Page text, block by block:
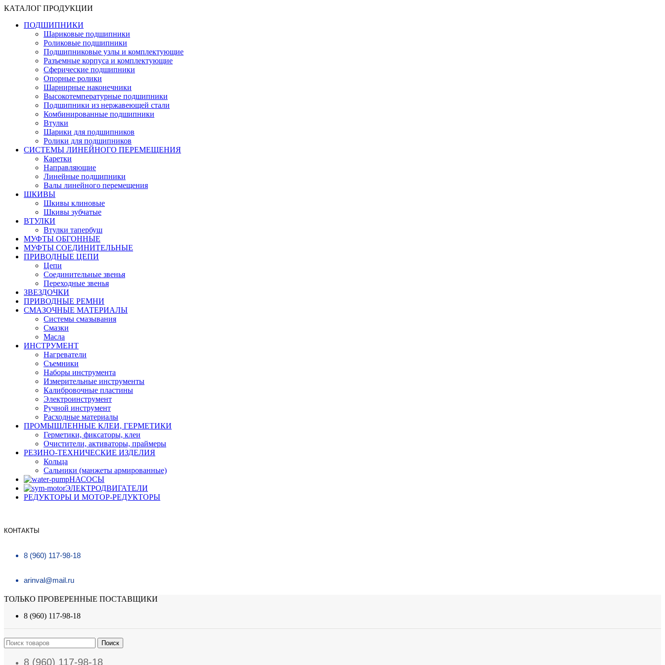
КАТАЛОГ ПРОДУКЦИИ
ПОДШИПНИКИ
Шариковые подшипники
Роликовые подшипники
Подшипниковые узлы и комплектующие
Разъемные корпуса и комплектующие
Сферические подшипники
Опорные ролики
Шарнирные наконечники
Высокотемпературные подшипники
Подшипники из нержавеющей стали
Комбинированные подшипники
Втулки
Шарики для подшипников
Ролики для подшипников
СИСТЕМЫ ЛИНЕЙНОГО ПЕРЕМЕЩЕНИЯ
Каретки
Направляющие
Линейные подшипники
Валы линейного перемещения
ШКИВЫ
Шкивы клиновые
Шкивы зубчатые
ВТУЛКИ
Втулки тапербуш
МУФТЫ ОБГОННЫЕ
МУФТЫ СОЕДИНИТЕЛЬНЫЕ
ПРИВОДНЫЕ ЦЕПИ
Цепи
Соединительные звенья
Переходные звенья
ЗВЕЗДОЧКИ
ПРИВОДНЫЕ РЕМНИ
СМАЗОЧНЫЕ МАТЕРИАЛЫ
Системы смазывания
Смазки
Масла
ИНСТРУМЕНТ
Нагреватели
Съемники
Наборы инструмента
Измерительные инструменты
Калибровочные пластины
Электроинструмент
Ручной инструмент
Расходные материалы
ПРОМЫШЛЕННЫЕ КЛЕИ, ГЕРМЕТИКИ
Герметики, фиксаторы, клеи
Очистители, активаторы, праймеры
РЕЗИНО-ТЕХНИЧЕСКИЕ ИЗДЕЛИЯ
Кольца
Сальники (манжеты армированные)
НАСОСЫ
ЭЛЕКТРОДВИГАТЕЛИ
РЕДУКТОРЫ И МОТОР-РЕДУКТОРЫ
КОНТАКТЫ
8 (960) 117-98-18
arinval@mail.ru
ТОЛЬКО ПРОВЕРЕННЫЕ ПОСТАВЩИКИ
8 (960) 117-98-18
Поиск
8 (960) 117-98-18